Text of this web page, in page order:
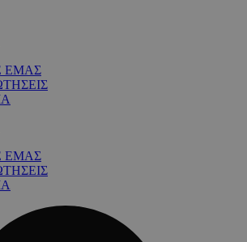
ΕΜΑΣ
ΕΜΑΣ